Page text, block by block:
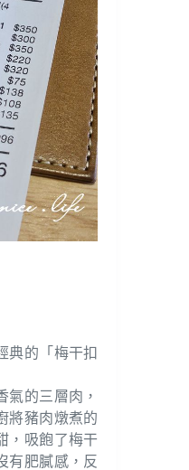
典的「梅干扣
氣的三層肉，
將豬肉燉煮的
，吸飽了梅干
有肥膩感，反